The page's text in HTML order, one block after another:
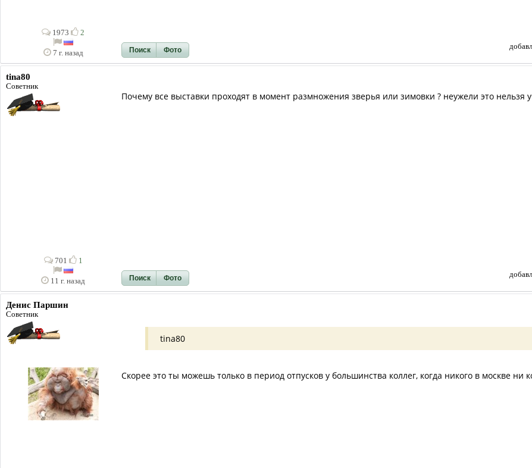
1973 2
7 г. назад Поиск Фото
tina80
Советник
701 1
11 г. назад
Почему все выставки проходят в момент размножения зверья или зимовки ? неужели это нельзя
Поиск Фото
Денис Паршин
Советник
tina80
Скорее это ты можешь только в период отпусков у большинства коллег, когда никого в москве ни